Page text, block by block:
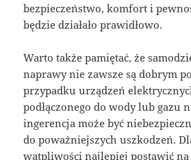
bezpieczeństwo, komfort i
będzie działało prawidłowo.
Warto także pamiętać, że
naprawy nie zawsze są dobrym
przypadku urządzeń
podłączonego do wody lub gazu
ingerencja może być
do poważniejszych uszkodzeń.
wątpliwości najlepiej postawić